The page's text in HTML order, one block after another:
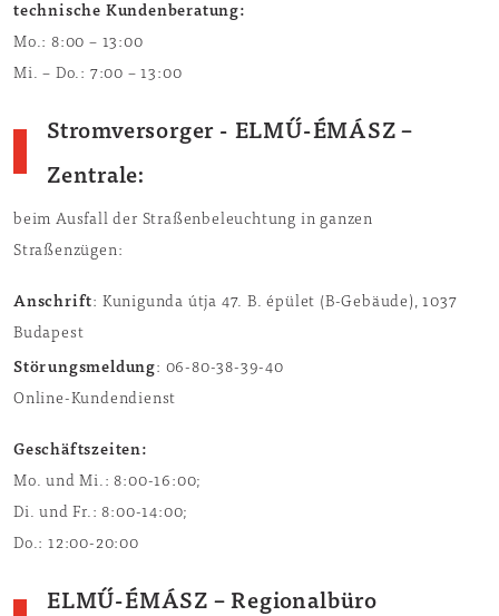
technische Kundenberatung:
Mo.: 8:00 – 13:00
Mi. – Do.: 7:00 – 13:00
Stromversorger - ELMŰ-ÉMÁSZ –
Zentrale:
beim Ausfall der Straßenbeleuchtung in ganzen
Straßenzügen:
Anschrift: Kunigunda útja 47. B. épület (B-Gebäude), 1037
Budapest
Störungsmeldung: 06-80-38-39-40
Online-Kundendienst
Geschäftszeiten:
Mo. und Mi.: 8:00-16:00;
Di. und Fr.: 8:00-14:00;
Do.: 12:00-20:00
ELMŰ-ÉMÁSZ – Regionalbüro